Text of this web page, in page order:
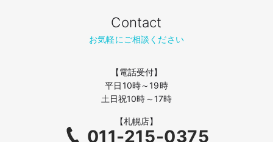
Contact
お気軽にご相談ください
【電話受付】
平日10時～19時
土日祝10時～17時
【札幌店】
011-215-0375